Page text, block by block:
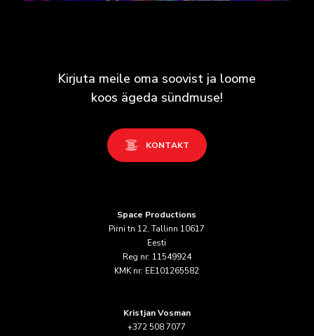
Kirjuta meile oma soovist ja loome
koos ägeda sündmuse!
KONTAKT
Space Productions
Pirni tn 12, Tallinn 10617
Eesti
Reg nr: 11549924
KMK nr: EE101265582
Kristjan Vosman
+372 508 7077